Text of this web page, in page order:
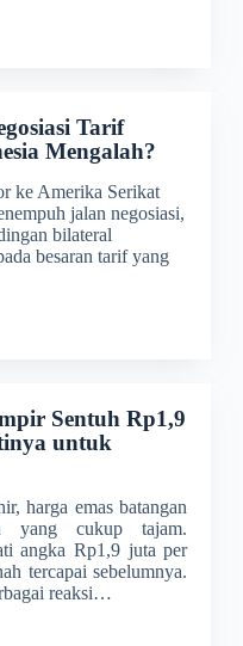
Tarif
Mengalah?
ke Amerika Serikat
jalan negosiasi,
bilateral
besaran tarif yang
Sentuh Rp1,9
untuk
harga emas batangan
yang cukup tajam.
angka Rp1,9 juta per
tercapai sebelumnya.
reaksi…